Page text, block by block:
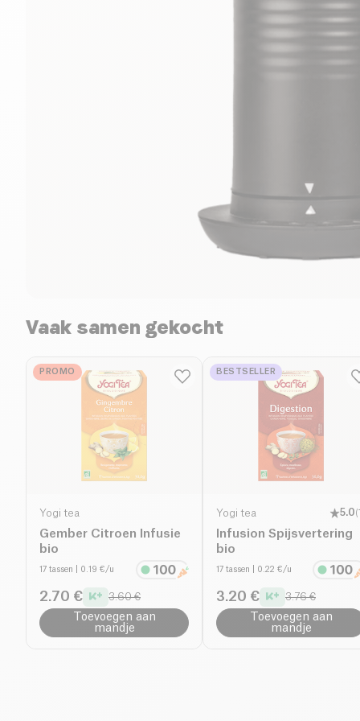
Vaak samen gekocht
PROMO
Yogi tea
Gember Citroen Infusie
bio
17 tassen | 0.19 €/u
2.70 € 3.60 €
Toevoegen aan
mandje
BESTSELLER
Yogi tea 5.0(1
Infusion Spijsvertering
bio
17 tassen | 0.22 €/u
3.20 € 3.76 €
Toevoegen aan
mandje